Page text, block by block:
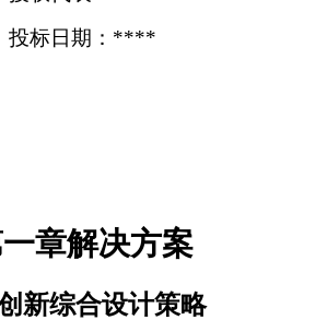
投标日期：****
章解决方案
新综合设计策略